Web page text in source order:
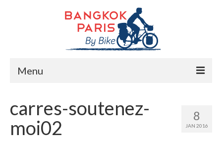
Menu
Préparation bike trip
La route
8
JAN 2016
carres-soutenez-
moi02